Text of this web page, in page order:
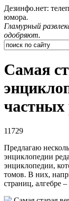
Дезинфо.нет:
юмора.
Гламурный
одобряют.
Самая
частных
11729
Предлагаю
энциклопедии
энциклопедии,
томов. В них,
страниц, алгебре